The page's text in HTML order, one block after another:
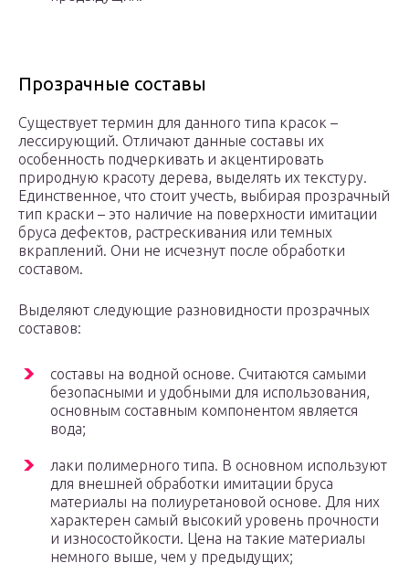
Прозрачные составы
Существует термин для данного типа красок –
лессирующий. Отличают данные составы их
особенность подчеркивать и акцентировать
природную красоту дерева, выделять их текстуру.
Единственное, что стоит учесть, выбирая прозрачный
тип краски – это наличие на поверхности имитации
бруса дефектов, растрескивания или темных
вкраплений. Они не исчезнут после обработки
составом.
Выделяют следующие разновидности прозрачных
составов:
составы на водной основе. Считаются самыми
безопасными и удобными для использования,
основным составным компонентом является
вода;
лаки полимерного типа. В основном используют
для внешней обработки имитации бруса
материалы на полиуретановой основе. Для них
характерен самый высокий уровень прочности
и износостойкости. Цена на такие материалы
немного выше, чем у предыдущих;